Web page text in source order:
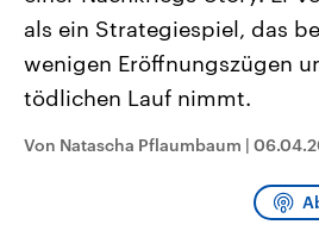
Sachsen-Anhalt wählt am 6.
September 2026 einen neuen
Landtag. Seit 2021 wird das
Bundesland von einer Koalition aus
Umfragen, Prognosen,
und Hintergründe zu den Parteien
und Kandidaten der anstehenden
Sendungen Programm
als ein Strategiespiel, das
wenigen Eröffnungszügen
tödlichen Lauf nimmt.
Von Natascha Pflaumbaum |